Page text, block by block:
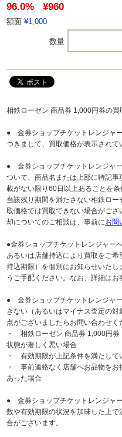
96.0% ¥960
額面 ¥1,000
数量
相鉄ローゼン 商品券 1,000円券の買
● 金券ショップチケットレンジャ
つきまして、買取価格が表示されて
● 金券ショップチケットレンジャ
ついて、商品名または上部に特記
載がない限り60日以上あることを
当該残り期間を満たさない相鉄ロ
取価格では買取できない場合がご
却についてのご相談は、事前にお問
●金券ショップチケットレンジャー
あるいは店舗持込により買取をご
持込期限）を個別にお知らせいた
うご手配ください。なお、詳細はお
● 金券ショップチケットレンジャ
きない（あるいはマイナス査定の
点がございましたらお問い合わせく
・ 相鉄ローゼン 商品券 1,000円
状態が著しく悪い場合
・ 有効期限が上記条件を満たして
・ 事前連絡なく店舗へお品物をお
あった場合
● 金券ショップチケットレンジャ
数や有効期限の状況を加味した上
合がございます。